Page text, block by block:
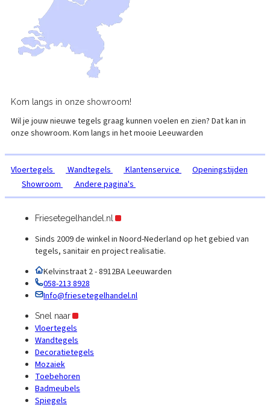
Kom langs in onze showroom!
Wil je jouw nieuwe tegels graag kunnen voelen en zien? Dat kan in
onze showroom. Kom langs in het mooie Leeuwarden
Vloertegels Wandtegels Klantenservice
Openingstijden
Showroom
Andere pagina's
Friesetegelhandel.nl
Sinds 2009 de winkel in Noord-Nederland op het gebied van
tegels, sanitair en project realisatie.
Kelvinstraat 2 - 8912BA Leeuwarden
058-213 8928
Info@friesetegelhandel.nl
Snel naar
Vloertegels
Wandtegels
Decoratietegels
Mozaiek
Toebehoren
Badmeubels
Spiegels